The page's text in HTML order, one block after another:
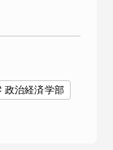
政治経済学部